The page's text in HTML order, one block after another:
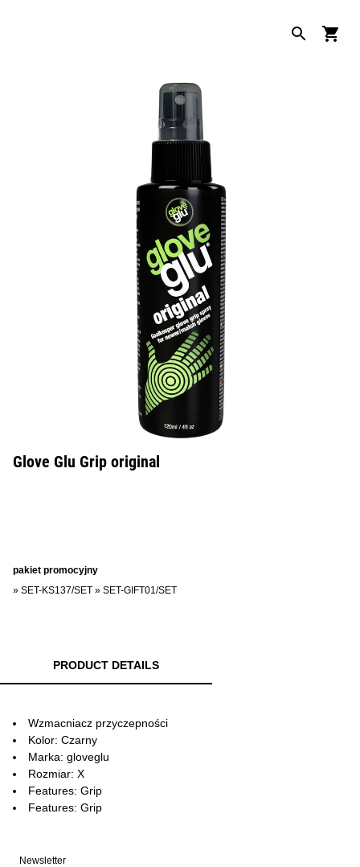
Glove Glu Grip original
pakiet promocyjny
» SET-KS137/SET » SET-GIFT01/SET
PRODUCT DETAILS
Wzmacniacz przyczepności
Kolor: Czarny
Marka: gloveglu
Rozmiar: X
Features: Grip
Features: Grip
Newsletter